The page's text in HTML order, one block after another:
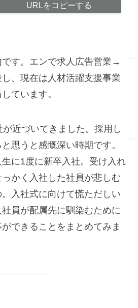
URLをコピーする
です。エンで求人広告営業→
、現在は人材活躍支援事業
ています。
近づいてきました。採用し
思うと感慨深い時期です。
に1度に新卒入社。受け入れ
かく入社した社員が悲しむ
入社式に向けて慌ただしい
員が配属先に馴染むために
できることをまとめてみま